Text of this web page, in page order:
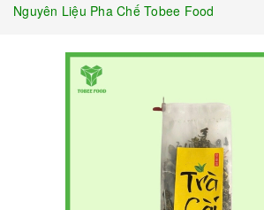
Nguyên Liệu Pha Chế Tobee Food